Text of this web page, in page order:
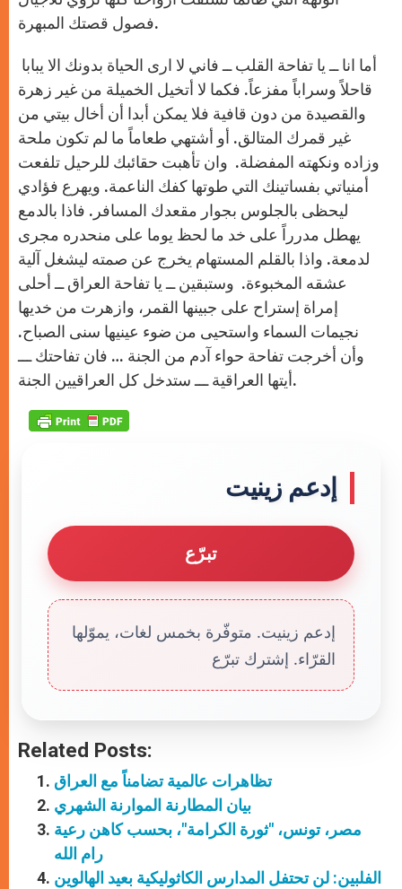
فصول قصتك المبهرة.
قاحلاً وسراباً مفزعاً. فكما لا أتخيل الخميلة من غير زهرة
والقصيدة من دون قافية فلا يمكن أبدا أن أخال بيتي من
غير قمرك المتالق. أو أشتهي طعاماً ما لم تكون ملحة
وزاده ونكهته المفضلة. وان تأهبت حقائبك للرحيل تلفعت
أمنياتي بفساتينك التي طوتها كفك الناعمة. ويهرع فؤادي
ليحظى بالجلوس بجوار مقعدك المسافر. فاذا بالدمع
يهطل مدرراً على خد ما لحظ يوما على منحدره مجرى
لدمعة. واذا بالقلم المستهام يخرج عن صمته ليشغل آلية
عشقه المخبوءة. وستبقين ــ يا تفاحة العراق ــ أحلى
إمراة إستراح على جبينها القمر، وازهرت من خديها
نجيمات السماء واستحيى من ضوء عينيها سنى الصباح.
وأن أخرجت تفاحة حواء آدم من الجنة … فان تفاحتك ـــ
أيتها العراقية ـــ ستدخل كل العراقيين الجنة.
إدعم زينيت
تبرّع
إدعم زينيت. متوفّرة بخمس لغات، يموّلها
القرّاء. إشترك تبرّع
Related Posts:
تظاهرات عالمية تضامناً مع العراق
بيان المطارنة الموارنة الشهري
مصر، تونس، "ثورة الكرامة"، بحسب كاهن رعية
رام الله
الفلبين: لن تحتفل المدارس الكاثوليكية بعيد الهالوين